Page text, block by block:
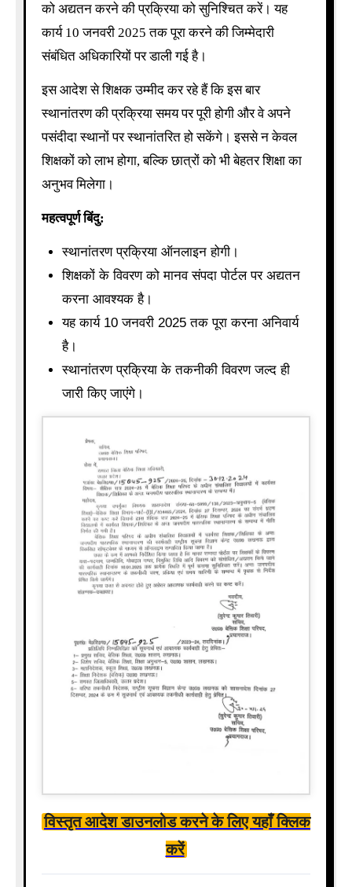
को अद्यतन करने की प्रक्रिया को सुनिश्चित करें। यह
कार्य 10 जनवरी 2025 तक पूरा करने की जिम्मेदारी
संबंधित अधिकारियों पर डाली गई है।
इस आदेश से शिक्षक उम्मीद कर रहे हैं कि इस बार
स्थानांतरण की प्रक्रिया समय पर पूरी होगी और वे अपने
पसंदीदा स्थानों पर स्थानांतरित हो सकेंगे। इससे न केवल
शिक्षकों को लाभ होगा, बल्कि छात्रों को भी बेहतर शिक्षा का
अनुभव मिलेगा।
महत्वपूर्ण बिंदु:
स्थानांतरण प्रक्रिया ऑनलाइन होगी।
शिक्षकों के विवरण को मानव संपदा पोर्टल पर अद्यतन
करना आवश्यक है।
यह कार्य 10 जनवरी 2025 तक पूरा करना अनिवार्य
है।
स्थानांतरण प्रक्रिया के तकनीकी विवरण जल्द ही
जारी किए जाएंगे।
विस्तृत आदेश डाउनलोड करने के लिए यहाँ क्लिक
करें